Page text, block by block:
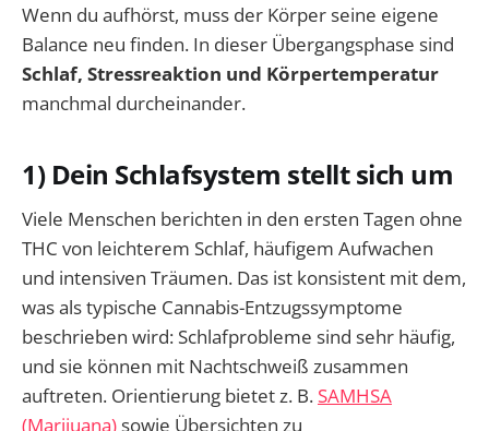
Wenn du aufhörst, muss der Körper seine eigene
Balance neu finden. In dieser Übergangsphase sind
Schlaf, Stressreaktion und Körpertemperatur
manchmal durcheinander.
1) Dein Schlafsystem stellt sich um
Viele Menschen berichten in den ersten Tagen ohne
THC von leichterem Schlaf, häufigem Aufwachen
und intensiven Träumen. Das ist konsistent mit dem,
was als typische Cannabis-Entzugssymptome
beschrieben wird: Schlafprobleme sind sehr häufig,
und sie können mit Nachtschweiß zusammen
auftreten. Orientierung bietet z. B. SAMHSA
(Marijuana)sowie Übersichten zu